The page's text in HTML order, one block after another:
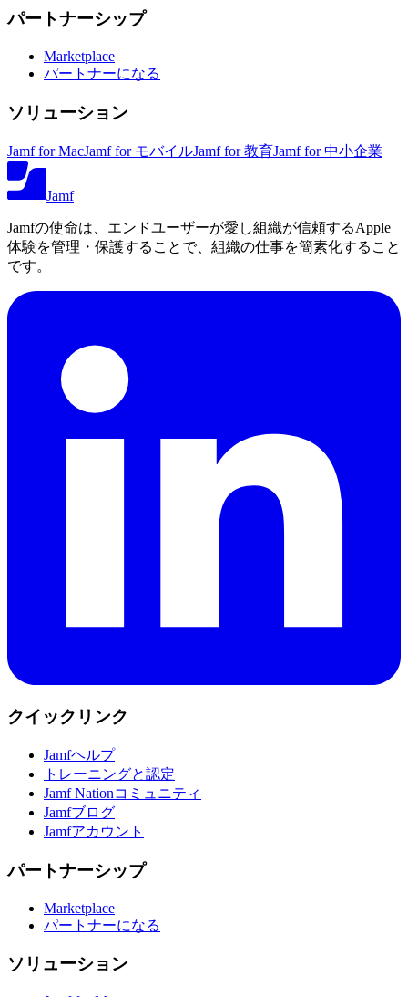
パートナーシップ
Marketplace
パートナーになる
ソリューション
Jamf for MacJamf for モバイルJamf for 教育Jamf for 中小企業
Jamf
Jamfの使命は、エンドユーザーが愛し組織が信頼するApple
体験を管理・保護することで、組織の仕事を簡素化すること
です。
クイックリンク
Jamfヘルプ
トレーニングと認定
Jamf Nationコミュニティ
Jamfブログ
Jamfアカウント
パートナーシップ
Marketplace
パートナーになる
ソリューション